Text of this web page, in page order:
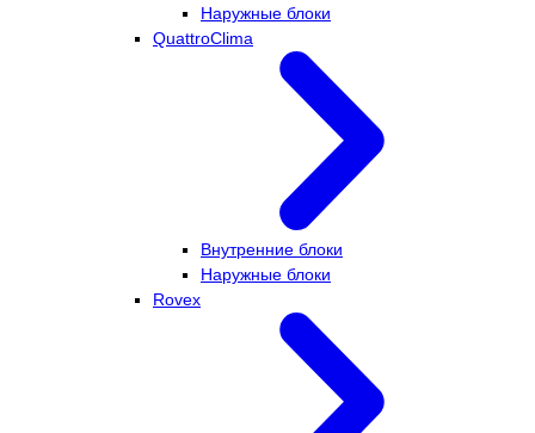
Наружные блоки
QuattroClima
Внутренние блоки
Наружные блоки
Rovex